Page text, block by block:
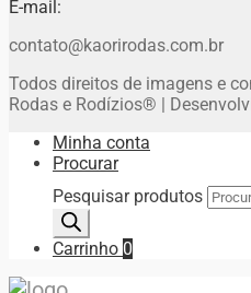
E-mail:
contato@kaorirodas.com.br
Todos direitos de imagens e
Rodas e Rodízios® |
Minha conta
Procurar
Pesquisar produtos
Carrinho 0